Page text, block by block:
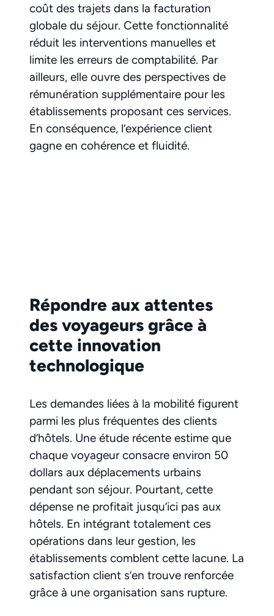
coût des trajets dans la facturation
globale du séjour. Cette fonctionnalité
réduit les interventions manuelles et
limite les erreurs de comptabilité. Par
ailleurs, elle ouvre des perspectives de
rémunération supplémentaire pour les
établissements proposant ces services.
En conséquence, l’expérience client
gagne en cohérence et fluidité.
Répondre aux attentes
des voyageurs grâce à
cette innovation
technologique
Les demandes liées à la mobilité figurent
parmi les plus fréquentes des clients
d’hôtels. Une étude récente estime que
chaque voyageur consacre environ 50
dollars aux déplacements urbains
pendant son séjour. Pourtant, cette
dépense ne profitait jusqu’ici pas aux
hôtels. En intégrant totalement ces
opérations dans leur gestion, les
établissements comblent cette lacune. La
satisfaction client s’en trouve renforcée
grâce à une organisation sans rupture.